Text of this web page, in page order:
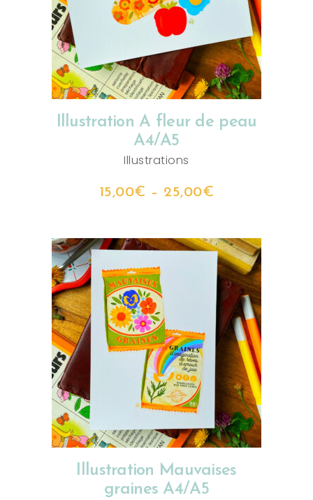
Illustration A fleur de peau
A4/A5
Illustrations
15,00€ – 25,00€
CHOIX DES OPTIONS
Illustration Mauvaises
graines A4/A5